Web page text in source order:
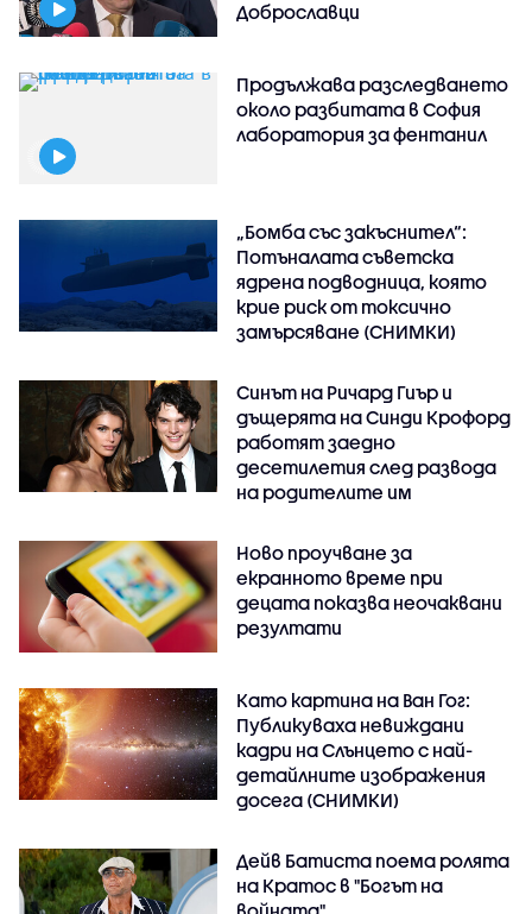
Доброславци
Продължава разследването
около разбитата в София
лаборатория за фентанил
„Бомба със закъснител“:
Потъналата съветска
ядрена подводница, която
крие риск от токсично
замърсяване (СНИМКИ)
Синът на Ричард Гиър и
дъщерята на Синди Крофорд
работят заедно
десетилетия след развода
на родителите им
Ново проучване за
екранното време при
децата показва неочаквани
резултати
Като картина на Ван Гог:
Публикуваха невиждани
кадри на Слънцето с най-
детайлните изображения
досега (СНИМКИ)
Дейв Батиста поема ролята
на Кратос в "Богът на